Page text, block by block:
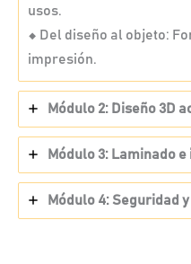
usos.
⬥ Del diseño al objeto:
impresión.
Módulo 2: Diseño 3D
Módulo 3: Laminado
Módulo 4: Seguridad